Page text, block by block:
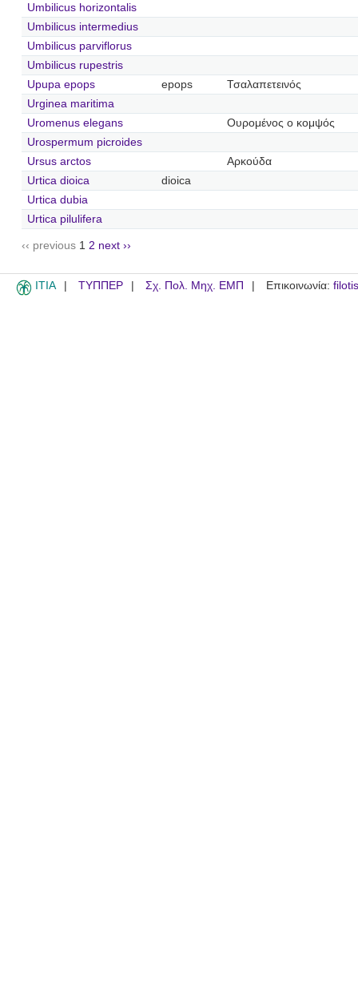
Umbilicus horizontalis
Umbilicus intermedius
Umbilicus parviflorus
Umbilicus rupestris
Upupa epops
epops
Τσαλαπετεινός
Urginea maritima
Uromenus elegans
Ουρομένος ο κομψός
Urospermum picroides
Ursus arctos
Αρκούδα
Urtica dioica
dioica
Urtica dubia
Urtica pilulifera
‹‹ previous 1 2 next ››
ITIA ΤΥΠΠΕΡ Σχ. Πολ. Μηχ. ΕΜΠ Επικοινωνία: